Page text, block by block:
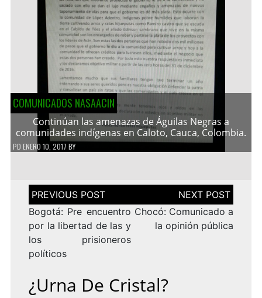
COMUNICADOS NASAACIN
Continúan las amenazas de Águilas Negras a
comunidades indígenas en Caloto, Cauca, Colombia.
PD ENERO 10, 2017 BY
Navegación
de
entradas
Bogotá: Pre encuentro
por la libertad de las y
los prisioneros
políticos
Chocó: Comunicado a
la opinión pública
¿Urna De Cristal?